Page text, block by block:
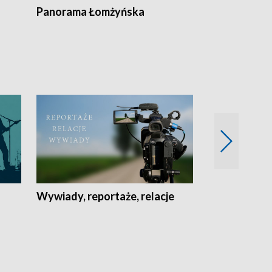
Panorama Łomżyńska
Wywiady, reportaże, relacje